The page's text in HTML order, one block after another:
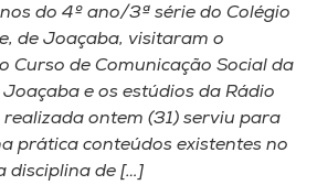
do 4º ano/3ª série do Colégio
de Joaçaba, visitaram o
Curso de Comunicação Social da
e os estúdios da Rádio
realizada ontem (31) serviu para
prática conteúdos existentes no
disciplina de […]